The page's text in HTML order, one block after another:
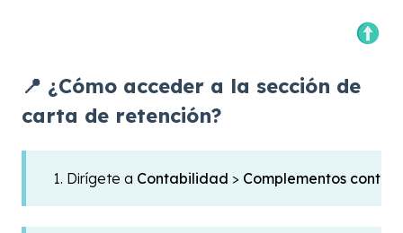
📍 ¿Cómo acceder a la sección de
carta de retención?
1. Dirígete a Contabilidad > Complementos